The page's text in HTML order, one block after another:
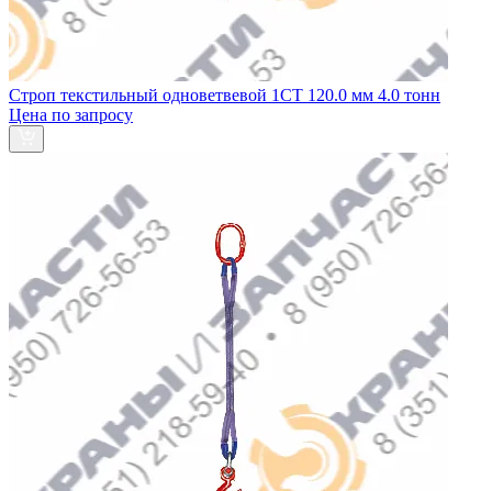
Строп текстильный одноветвевой 1СТ 120.0 мм 4.0 тонн
Цена по запросу